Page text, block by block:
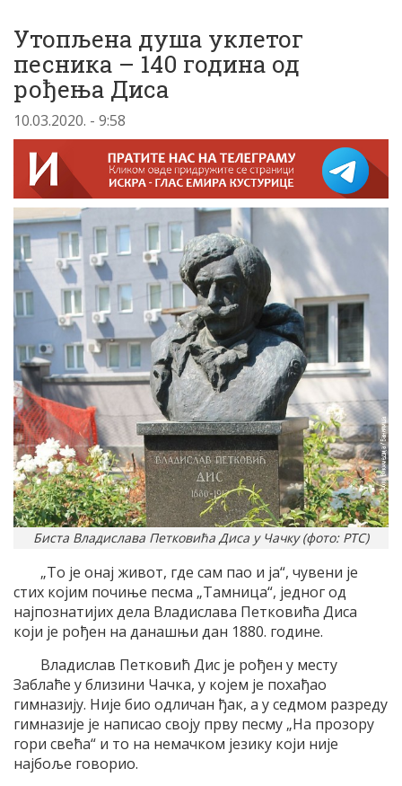
Утопљена душа уклетог
песника – 140 година од
рођења Диса
10.03.2020. - 9:58
Биста Владислава Петковића Диса у Чачку (фото: РТС)
„То је онај живот, где сам пао и ја“, чувени је
стих којим почиње песма „Тамница“, једног од
најпознатијих дела Владислава Петковића Диса
који је рођен на данашњи дан 1880. године.
Владислав Петковић Дис је рођен у месту
Заблаће у близини Чачка, у којем је похађао
гимназију. Није био одличан ђак, а у седмом разреду
гимназије је написао своју прву песму „На прозору
гори свећа“ и то на немачком језику који није
најбоље говорио.